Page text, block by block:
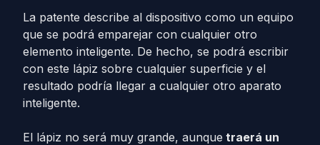
La patente describe al dispositivo como un equipo
que se podrá emparejar con cualquier otro
elemento inteligente. De hecho, se podrá escribir
con este lápiz sobre cualquier superficie y el
resultado podría llegar a cualquier otro aparato
inteligente.
El lápiz no será muy grande, aunque traerá un